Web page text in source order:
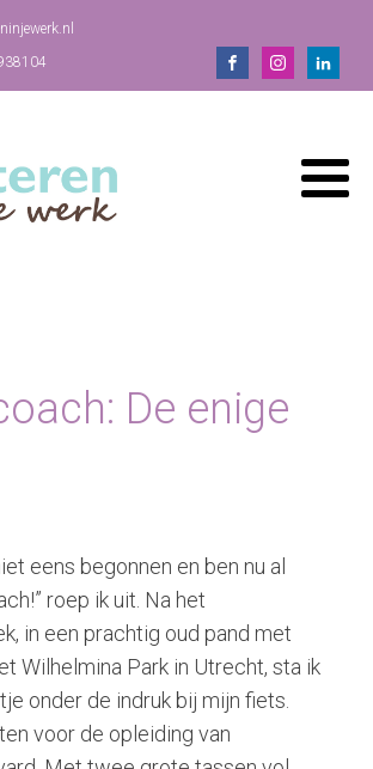
De enige
eens begonnen en ben nu al
roep ik uit. Na het
in een prachtig oud pand met
Wilhelmina Park in Utrecht, sta ik
onder de indruk bij mijn fiets.
voor de opleiding van